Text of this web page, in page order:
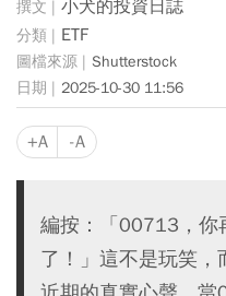
小犬的投資日誌
ETF
Shutterstock
2025-10-30 11:56
+A -A
編按：「00713，你
了！」這不是玩笑，